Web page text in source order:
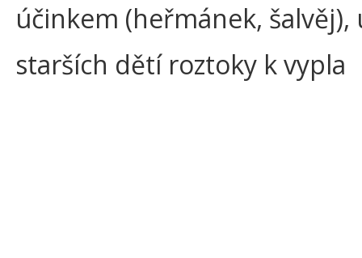
účinkem (heřmánek, šalvěj),
starších dětí roztoky k vypla